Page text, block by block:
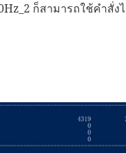
ก็สามารถใช้คำสั่ง